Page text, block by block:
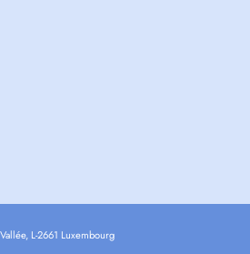
L-2661 Luxembourg